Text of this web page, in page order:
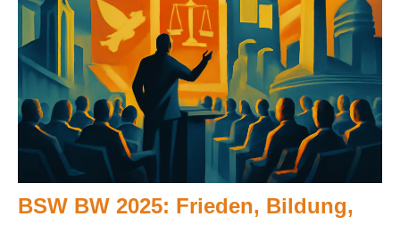
BSW BW 2025: Frieden, Bildung,